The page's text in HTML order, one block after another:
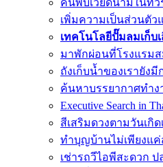
ค้นพบเวียดนามในทั
เพิ่มความเป็นส่วนตั
เทคโนโลยีปั๊มลมเก็บ
มาพักผ่อนที่โรงแรม
ถังเก็บน้ำของเรายัง
ค้นหาบรรยากาศทำ
Executive Search in
สีเสริมดวงตามวันเ
ทำบุญบ้านไม่เพียงแ
เช่ารถวีไอพีสะดวก